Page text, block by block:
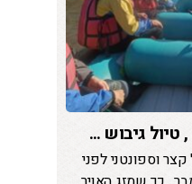
טיול גיבוש ...
קצר וספונטני לפני